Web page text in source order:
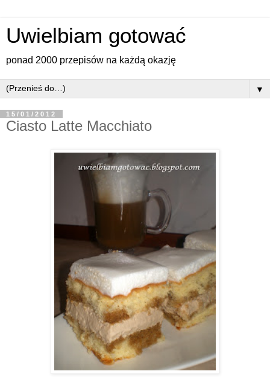
Uwielbiam gotować
ponad 2000 przepisów na każdą okazję
▼
15/01/2012
Ciasto Latte Macchiato